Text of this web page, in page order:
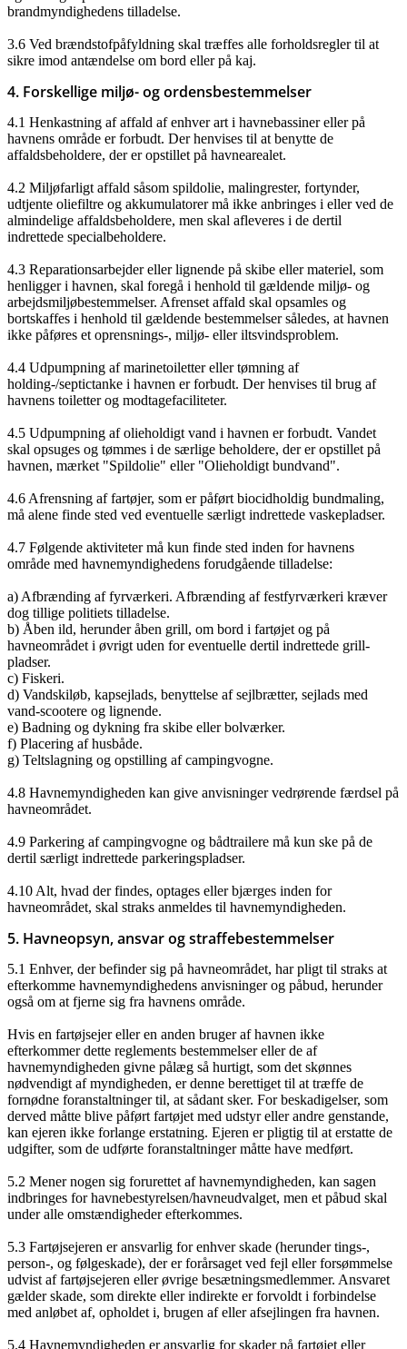
brandmyndighedens tilladelse.
3.6 Ved brændstofpåfyldning skal træffes alle forholdsregler til at
sikre imod antændelse om bord eller på kaj.
4. Forskellige miljø- og ordensbestemmelser
4.1 Henkastning af affald af enhver art i havnebassiner eller på
havnens område er forbudt. Der henvises til at benytte de
affaldsbeholdere, der er opstillet på havnearealet.
4.2 Miljøfarligt affald såsom spildolie, malingrester, fortynder,
udtjente oliefiltre og akkumulatorer må ikke anbringes i eller ved de
almindelige affaldsbeholdere, men skal afleveres i de dertil
indrettede specialbeholdere.
4.3 Reparationsarbejder eller lignende på skibe eller materiel, som
henligger i havnen, skal foregå i henhold til gældende miljø- og
arbejdsmiljøbestemmelser. Afrenset affald skal opsamles og
bortskaffes i henhold til gældende bestemmelser således, at havnen
ikke påføres et oprensnings-, miljø- eller iltsvindsproblem.
4.4 Udpumpning af marinetoiletter eller tømning af
holding-/septictanke i havnen er forbudt. Der henvises til brug af
havnens toiletter og modtagefaciliteter.
4.5 Udpumpning af olieholdigt vand i havnen er forbudt. Vandet
skal opsuges og tømmes i de særlige beholdere, der er opstillet på
havnen, mærket "Spildolie" eller "Olieholdigt bundvand".
4.6 Afrensning af fartøjer, som er påført biocidholdig bundmaling,
må alene finde sted ved eventuelle særligt indrettede vaskepladser.
4.7 Følgende aktiviteter må kun finde sted inden for havnens
område med havnemyndighedens forudgående tilladelse:
a) Afbrænding af fyrværkeri. Afbrænding af festfyrværkeri kræver
dog tillige politiets tilladelse.
b) Åben ild, herunder åben grill, om bord i fartøjet og på
havneområdet i øvrigt uden for eventuelle dertil indrettede grill-
pladser.
c) Fiskeri.
d) Vandskiløb, kapsejlads, benyttelse af sejlbrætter, sejlads med
vand-scootere og lignende.
e) Badning og dykning fra skibe eller bolværker.
f) Placering af husbåde.
g) Teltslagning og opstilling af campingvogne.
4.8 Havnemyndigheden kan give anvisninger vedrørende færdsel på
havneområdet.
4.9 Parkering af campingvogne og bådtrailere må kun ske på de
dertil særligt indrettede parkeringspladser.
4.10 Alt, hvad der findes, optages eller bjærges inden for
havneområdet, skal straks anmeldes til havnemyndigheden.
5. Havneopsyn, ansvar og straffebestemmelser
5.1 Enhver, der befinder sig på havneområdet, har pligt til straks at
efterkomme havnemyndighedens anvisninger og påbud, herunder
også om at fjerne sig fra havnens område.
Hvis en fartøjsejer eller en anden bruger af havnen ikke
efterkommer dette reglements bestemmelser eller de af
havnemyndigheden givne pålæg så hurtigt, som det skønnes
nødvendigt af myndigheden, er denne berettiget til at træffe de
fornødne foranstaltninger til, at sådant sker. For beskadigelser, som
derved måtte blive påført fartøjet med udstyr eller andre genstande,
kan ejeren ikke forlange erstatning. Ejeren er pligtig til at erstatte de
udgifter, som de udførte foranstaltninger måtte have medført.
5.2 Mener nogen sig forurettet af havnemyndigheden, kan sagen
indbringes for havnebestyrelsen/havneudvalget, men et påbud skal
under alle omstændigheder efterkommes.
5.3 Fartøjsejeren er ansvarlig for enhver skade (herunder tings-,
person-, og følgeskade), der er forårsaget ved fejl eller forsømmelse
udvist af fartøjsejeren eller øvrige besætningsmedlemmer. Ansvaret
gælder skade, som direkte eller indirekte er forvoldt i forbindelse
med anløbet af, opholdet i, brugen af eller afsejlingen fra havnen.
5.4 Havnemyndigheden er ansvarlig for skader på fartøjet eller